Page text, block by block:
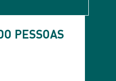
PESSOAS